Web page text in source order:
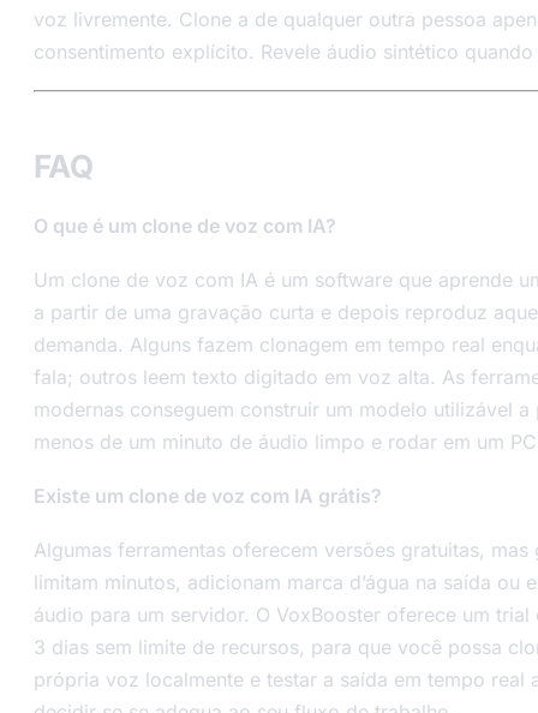
voz livremente. Clone a de qualquer outra pessoa
consentimento explícito. Revele áudio sintético
FAQ
O que é um clone de voz com IA?
Um clone de voz com IA é um software que aprende
a partir de uma gravação curta e depois reproduz
demanda. Alguns fazem clonagem em tempo real
fala; outros leem texto digitado em voz alta. As
modernas conseguem construir um modelo utilizável a
menos de um minuto de áudio limpo e rodar em um
Existe um clone de voz com IA grátis?
Algumas ferramentas oferecem versões gratuitas, mas
limitam minutos, adicionam marca d’água na saída ou
áudio para um servidor. O VoxBooster oferece um
3 dias sem limite de recursos, para que você possa
própria voz localmente e testar a saída em tempo real